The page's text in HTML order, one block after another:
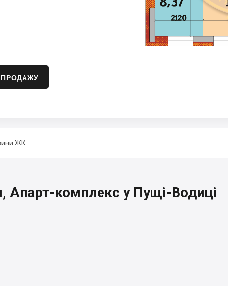
ЖК
ПРОДАЖУ
Апарт-комплекс у Пущі-Водиці